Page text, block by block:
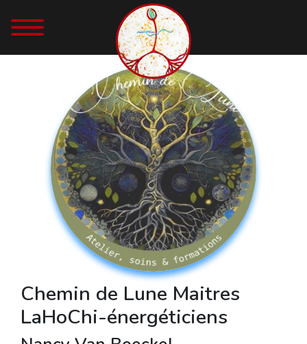
Chemin de Lune Maitres
LaHoChi-énergéticiens